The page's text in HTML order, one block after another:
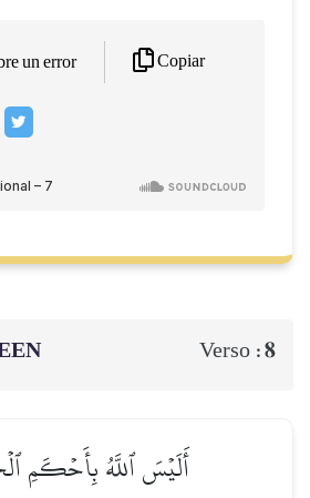
un error Copiar
Verso :8
أَلَيۡسَ ٱللَّهُ بِأَحۡكَمِ